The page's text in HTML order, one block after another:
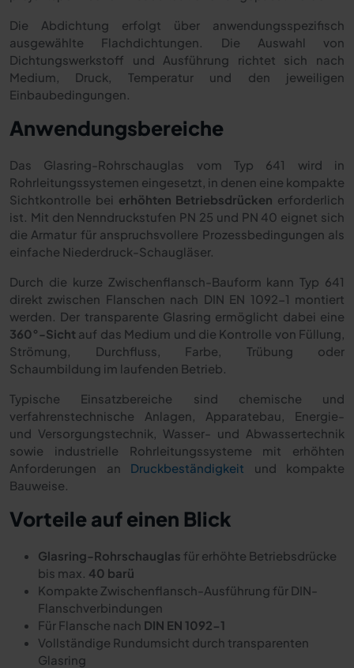
Die Abdichtung erfolgt über anwendungsspezifisch
ausgewählte Flachdichtungen. Die Auswahl von
Dichtungswerkstoff und Ausführung richtet sich nach
Medium, Druck, Temperatur und den jeweiligen
Einbaubedingungen.
Anwendungsbereiche
Das Glasring-Rohrschauglas vom Typ 641 wird in
Rohrleitungssystemen eingesetzt, in denen eine kompakte
Sichtkontrolle bei erhöhten Betriebsdrücken erforderlich
ist. Mit den Nenndruckstufen PN 25 und PN 40 eignet sich
die Armatur für anspruchsvollere Prozessbedingungen als
einfache Niederdruck-Schaugläser.
Durch die kurze Zwischenflansch-Bauform kann Typ 641
direkt zwischen Flanschen nach DIN EN 1092-1 montiert
werden. Der transparente Glasring ermöglicht dabei eine
360°-Sicht auf das Medium und die Kontrolle von Füllung,
Strömung, Durchfluss, Farbe, Trübung oder
Schaumbildung im laufenden Betrieb.
Typische Einsatzbereiche sind chemische und
verfahrenstechnische Anlagen, Apparatebau, Energie-
und Versorgungstechnik, Wasser- und Abwassertechnik
sowie industrielle Rohrleitungssysteme mit erhöhten
Anforderungen an Druckbeständigkeit und kompakte
Bauweise.
Vorteile auf einen Blick
Glasring-Rohrschauglas für erhöhte Betriebsdrücke
bis max. 40 barü
Kompakte Zwischenflansch-Ausführung für DIN-
Flanschverbindungen
Für Flansche nach DIN EN 1092-1
Vollständige Rundumsicht durch transparenten
Glasring